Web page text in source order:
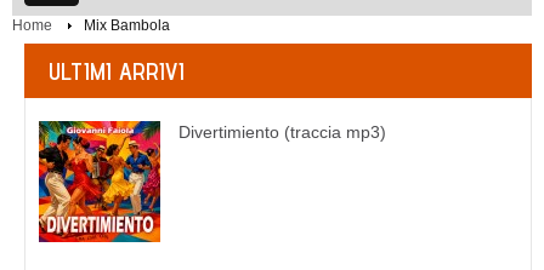
Home Mix Bambola
ULTIMI ARRIVI
Divertimiento (traccia mp3)